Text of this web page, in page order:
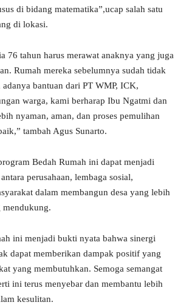
di bidang matematika”,ucap salah satu
di lokasi.
76 tahun harus merawat anaknya yang juga
Rumah mereka sebelumnya sudah tidak
bantuan dari PT WMP, ICK,
warga, kami berharap Ibu Ngatmi dan
nyaman, aman, dan proses pemulihan
tambah Agus Sunarto.
Bedah Rumah ini dapat menjadi
perusahaan, lembaga sosial,
dalam membangun desa yang lebih
mendukung.
ini menjadi bukti nyata bahwa sinergi
dapat memberikan dampak positif yang
yang membutuhkan. Semoga semangat
ini terus menyebar dan membantu lebih
kesulitan.